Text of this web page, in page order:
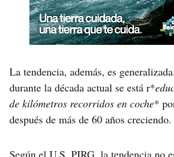
La tendencia, además, es
durante la década actual se está r*
de kilómetros recorridos en coche*
después de más de 60 años creciendo.
Según el U.S. PIRG, la tendencia no